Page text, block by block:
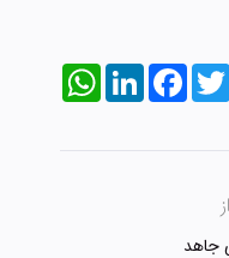
WhatsAppLinkedInFacebookTwitter
جاهد